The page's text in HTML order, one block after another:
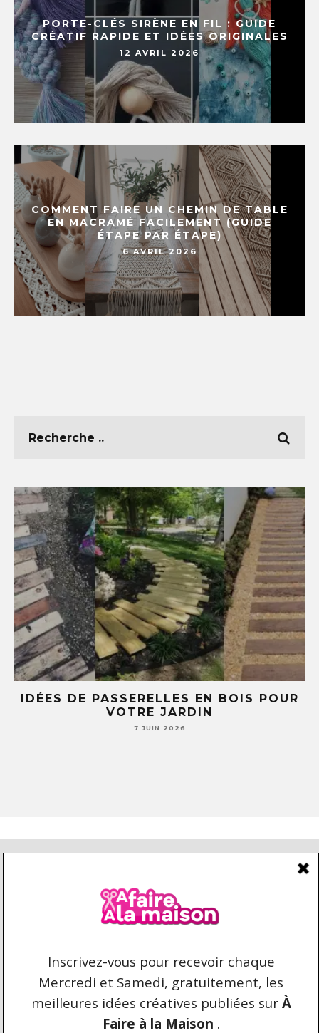
PORTE-CLÉS SIRÈNE EN FIL : GUIDE
CRÉATIF RAPIDE ET IDÉES ORIGINALES
12 AVRIL 2026
COMMENT FAIRE UN CHEMIN DE TABLE
EN MACRAMÉ FACILEMENT (GUIDE
ÉTAPE PAR ÉTAPE)
6 AVRIL 2026
5 IDÉES DIY AVEC DES TASSES ET
SOUCOUPES (TU NE REGARDERAS PLUS
JAMAIS TA VAISSELLE PAREIL )
CONDITIONS D’UTILISATION CONTACT
REPRODUCTION ET DROIT D'AUTEUR